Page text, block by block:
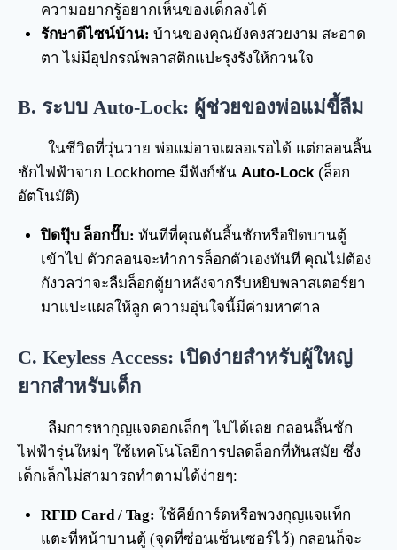
ความอยากรู้อยากเห็นของเด็กลงได้
รักษาดีไซน์บ้าน: บ้านของคุณยังคงสวยงาม สะอาด
ตา ไม่มีอุปกรณ์พลาสติกแปะรุงรังให้กวนใจ
B. ระบบ Auto-Lock: ผู้ช่วยของพ่อแม่ขี้ลืม
ในชีวิตที่วุ่นวาย พ่อแม่อาจเผลอเรอได้ แต่กลอนลิ้น
ชักไฟฟ้าจาก Lockhome มีฟังก์ชัน Auto-Lock(ล็อก
อัตโนมัติ)
ปิดปุ๊บ ล็อกปั๊บ: ทันทีที่คุณดันลิ้นชักหรือปิดบานตู้
เข้าไป ตัวกลอนจะทำการล็อกตัวเองทันที คุณไม่ต้อง
กังวลว่าจะลืมล็อกตู้ยาหลังจากรีบหยิบพลาสเตอร์ยา
มาแปะแผลให้ลูก ความอุ่นใจนี้มีค่ามหาศาล
C. Keyless Access: เปิดง่ายสำหรับผู้ใหญ่
ยากสำหรับเด็ก
ลืมการหากุญแจดอกเล็กๆ ไปได้เลย กลอนลิ้นชัก
ไฟฟ้ารุ่นใหม่ๆ ใช้เทคโนโลยีการปลดล็อกที่ทันสมัย ซึ่ง
เด็กเล็กไม่สามารถทำตามได้ง่ายๆ:
RFID Card / Tag: ใช้คีย์การ์ดหรือพวงกุญแจแท็ก
แตะที่หน้าบานตู้ (จุดที่ซ่อนเซ็นเซอร์ไว้) กลอนก็จะ